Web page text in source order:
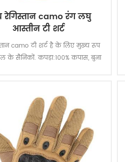
रेगिस्तान camo रंग लघु
आस्तीन टी शर्ट
camo टी शर्ट है के लिए मुख्य रूप
के सैनिकों. कपड़ा:100% कपास, बुना
कपड़े धोने और मलाई स्तर 3-4